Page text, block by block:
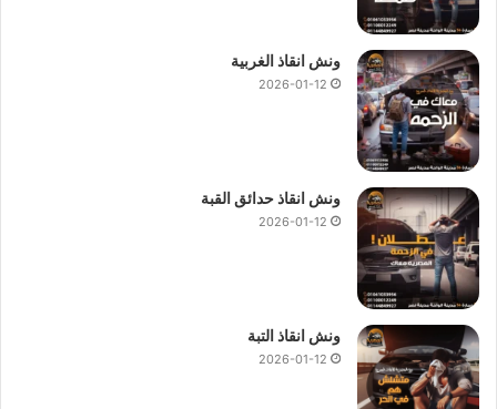
ونش انقاذ الغربية
2026-01-12
ونش انقاذ حدائق القبة
2026-01-12
ونش انقاذ التبة
2026-01-12